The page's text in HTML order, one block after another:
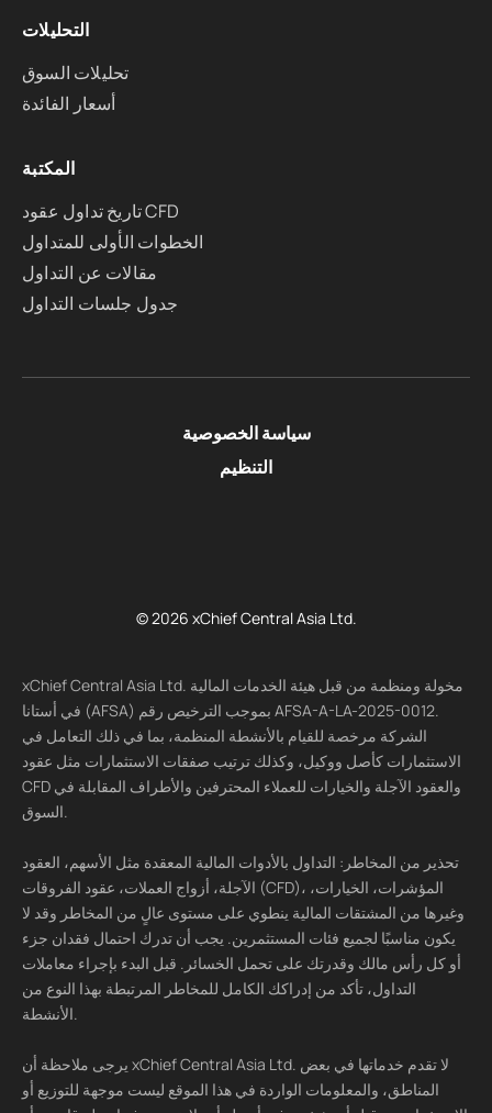
التحليلات
تحليلات السوق
أسعار الفائدة
المكتبة
تاريخ تداول عقود CFD
الخطوات الأولى للمتداول
مقالات عن التداول
جدول جلسات التداول
سياسة الخصوصية
التنظيم
© 2026 xChief Central Asia Ltd.
xChief Central Asia Ltd. مخولة ومنظمة من قبل هيئة الخدمات المالية
في أستانا (AFSA) بموجب الترخيص رقم AFSA-A-LA-2025-0012.
الشركة مرخصة للقيام بالأنشطة المنظمة، بما في ذلك التعامل في
الاستثمارات كأصل ووكيل، وكذلك ترتيب صفقات الاستثمارات مثل عقود
CFD والعقود الآجلة والخيارات للعملاء المحترفين والأطراف المقابلة في
السوق.
تحذير من المخاطر: التداول بالأدوات المالية المعقدة مثل الأسهم، العقود
الآجلة، أزواج العملات، عقود الفروقات (CFD)، المؤشرات، الخيارات،
وغيرها من المشتقات المالية ينطوي على مستوى عالٍ من المخاطر وقد لا
يكون مناسبًا لجميع فئات المستثمرين. يجب أن تدرك احتمال فقدان جزء
أو كل رأس مالك وقدرتك على تحمل الخسائر. قبل البدء بإجراء معاملات
التداول، تأكد من إدراكك الكامل للمخاطر المرتبطة بهذا النوع من
الأنشطة.
يرجى ملاحظة أن xChief Central Asia Ltd. لا تقدم خدماتها في بعض
المناطق، والمعلومات الواردة في هذا الموقع ليست موجهة للتوزيع أو